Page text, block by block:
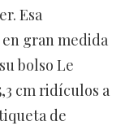
Esa
gran medida
bolso Le
cm ridículos a
de